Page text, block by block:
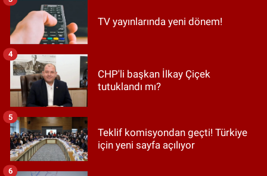
TV yayınlarında yeni dönem!
CHP'li başkan İlkay Çiçek
tutuklandı mı?
4
Teklif komisyondan geçti! Türkiye
için yeni sayfa açılıyor
5
6